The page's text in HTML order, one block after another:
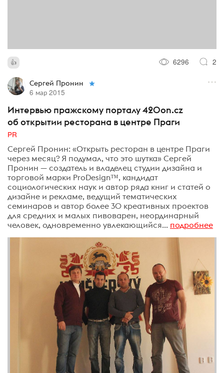
6296 2
Сергей Пронин
6 мар 2015
Интервью пражскому порталу 420on.cz
об открытии ресторана в центре Праги
PR
Сергей Пронин: «Открыть ресторан в центре Праги
через месяц? Я подумал, что это шутка» Сергей
Пронин — создатель и владелец студии дизайна и
торговой марки ProDesign™, кандидат
социологических наук и автор ряда книг и статей о
дизайне и рекламе, ведущий тематических
семинаров и автор более 30 креативных проектов
для средних и малых пивоварен, неординарный
человек, одновременно увлекающийся... подробнее